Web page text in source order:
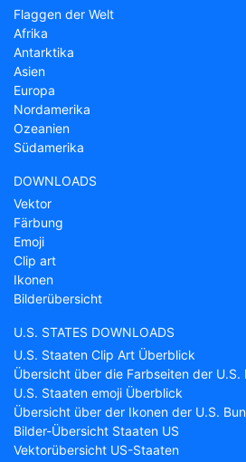
Flaggen der Welt
Afrika
Antarktika
Asien
Europa
Nordamerika
Ozeanien
Südamerika
DOWNLOADS
Vektor
Färbung
Emoji
Clip art
Ikonen
Bilderübersicht
U.S. STATES DOWNLOADS
U.S. Staaten Clip Art Überblick
Übersicht über die Farbseiten der U.S.
U.S. Staaten emoji Überblick
Übersicht über der Ikonen der U.S.
Bilder-Übersicht Staaten US
Vektorübersicht US-Staaten